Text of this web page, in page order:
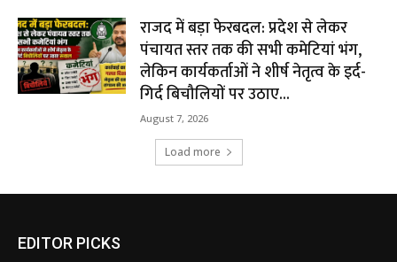
राजद में बड़ा फेरबदल: प्रदेश से लेकर
पंचायत स्तर तक की सभी कमेटियां भंग,
लेकिन कार्यकर्ताओं ने शीर्ष नेतृत्व के इर्द-
गिर्द बिचौलियों पर उठाए...
August 7, 2026
Load more
EDITOR PICKS